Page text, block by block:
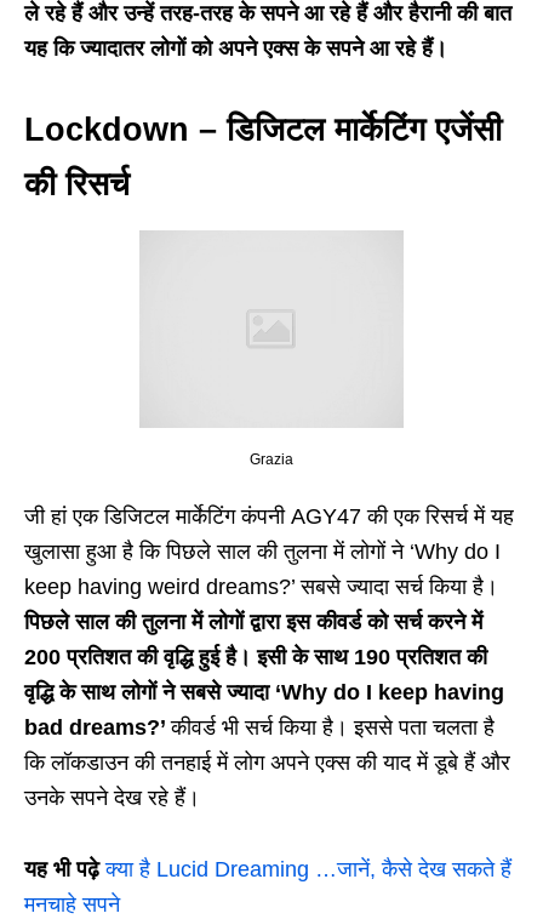
ले रहे हैं और उन्हें तरह-तरह के सपने आ रहे हैं और हैरानी की बात
यह कि ज्यादातर लोगों को अपने एक्स के सपने आ रहे हैं।
Lockdown – डिजिटल मार्केटिंग एजेंसी
की रिसर्च
Grazia
जी हां एक डिजिटल मार्केटिंग कंपनी AGY47 की एक रिसर्च में यह
खुलासा हुआ है कि पिछले साल की तुलना में लोगों ने ‘Why do I
keep having weird dreams?’ सबसे ज्यादा सर्च किया है।
पिछले साल की तुलना में लोगों द्वारा इस कीवर्ड को सर्च करने में
200 प्रतिशत की वृद्धि हुई है। इसी के साथ 190 प्रतिशत की
वृद्धि के साथ लोगों ने सबसे ज्यादा ‘Why do I keep having
bad dreams?’कीवर्ड भी सर्च किया है। इससे पता चलता है
कि लॉकडाउन की तनहाई में लोग अपने एक्स की याद में डूबे हैं और
उनके सपने देख रहे हैं।
यह भी पढ़े क्या है Lucid Dreaming …जानें, कैसे देख सकते हैं
मनचाहे सपने